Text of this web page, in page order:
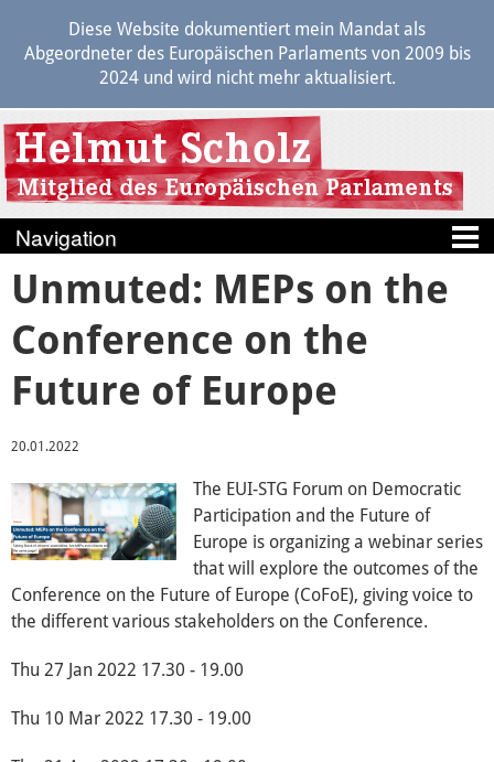
Diese Website dokumentiert mein Mandat als
Abgeordneter des Europäischen Parlaments von 2009 bis
2024 und wird nicht mehr aktualisiert.
Blog
Berichte
Politik
Transparenz
Über mich
Vor Ort
Kontakt
Reden
Termine
Unmuted: MEPs on the
Conference on the
Future of Europe
20.01.2022
The EUI-STG Forum on Democratic
Participation and the Future of
Europe is organizing a webinar series
that will explore the outcomes of the
Conference on the Future of Europe (CoFoE), giving voice to
the different various stakeholders on the Conference.
Thu 27 Jan 2022 17.30 - 19.00
Thu 10 Mar 2022 17.30 - 19.00